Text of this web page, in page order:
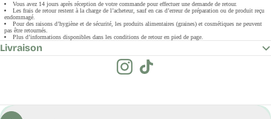
Vous avez 14 jours après réception de votre commande pour effectuer une demande de retour.
Les frais de retour restent à la charge de l’acheteur, sauf en cas d’erreur de préparation ou de produit reçu
endommagé.
Pour des raisons d’hygiène et de sécurité, les produits alimentaires (graines) et cosmétiques ne peuvent
pas être retournés.
Plus d’informations disponibles dans les conditions de retour en pied de page.
Livraison
E-
mail